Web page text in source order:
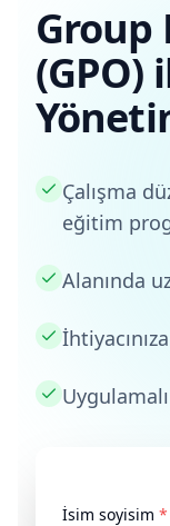
Group
(GPO)
Çalışma
eğitim
Alanında
İsim soyisim *